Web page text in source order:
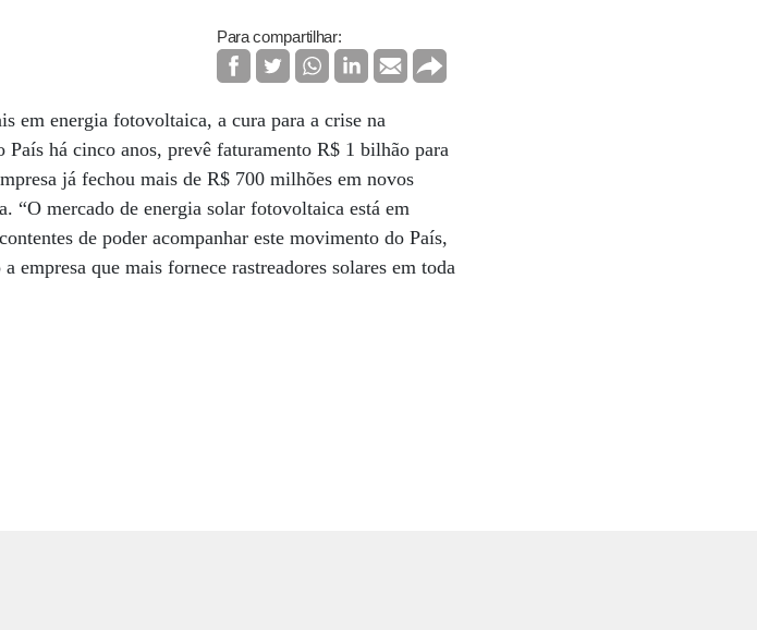
Para compartilhar:
em energia fotovoltaica, a cura para a crise na
há cinco anos, prevê faturamento R$ 1 bilhão para
já fechou mais de R$ 700 milhões em novos
“O mercado de energia solar fotovoltaica está em
de poder acompanhar este movimento do País,
empresa que mais fornece rastreadores solares em toda